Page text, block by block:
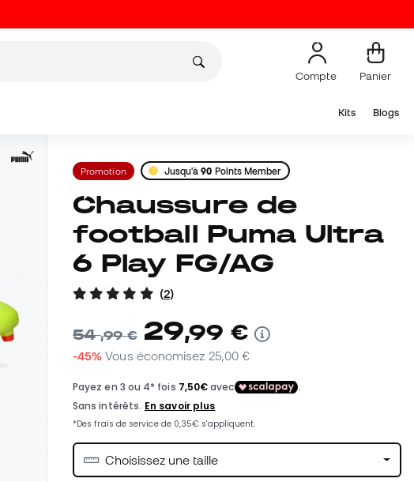
Compte Panier
Kits Blogs
Promotion Jusqu'à90 Points Member
Chaussure de
football Puma Ultra
6 Play FG/AG
(2)
54,99 € 29,99 €
-45% Vous économisez 25,00 €
Choisissez une taille